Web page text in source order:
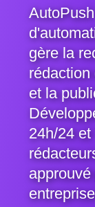
gère la
et la
24h/24